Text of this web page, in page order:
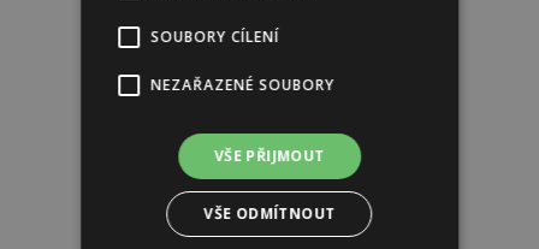
SOUBORY CÍLENÍ
NEZAŘAZENÉ SOUBORY
VŠE PŘIJMOUT
VŠE ODMÍTNOUT